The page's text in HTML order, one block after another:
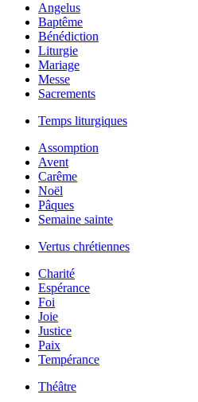
Angelus
Baptême
Bénédiction
Liturgie
Mariage
Messe
Sacrements
Temps liturgiques
Assomption
Avent
Carême
Noël
Pâques
Semaine sainte
Vertus chrétiennes
Charité
Espérance
Foi
Joie
Justice
Paix
Tempérance
Théâtre